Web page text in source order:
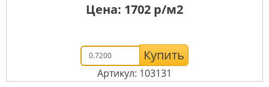
Цена: 1702 р/м2
Купить
Артикул: 103131